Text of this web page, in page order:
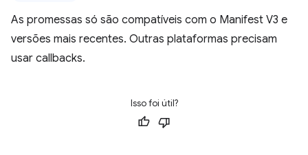
As promessas só são compatíveis com o Manifest V3 e
versões mais recentes. Outras plataformas precisam
usar callbacks.
Isso foi útil?